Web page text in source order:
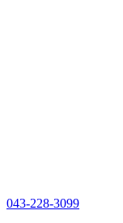
043-228-3099